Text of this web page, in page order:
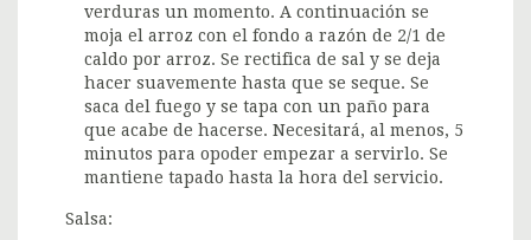
verduras un momento. A continuación se
moja el arroz con el fondo a razón de 2/1 de
caldo por arroz. Se rectifica de sal y se deja
hacer suavemente hasta que se seque. Se
saca del fuego y se tapa con un paño para
que acabe de hacerse. Necesitará, al menos, 5
minutos para opoder empezar a servirlo. Se
mantiene tapado hasta la hora del servicio.
Salsa: